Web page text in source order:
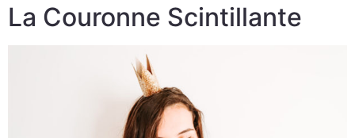
La Couronne Scintillante